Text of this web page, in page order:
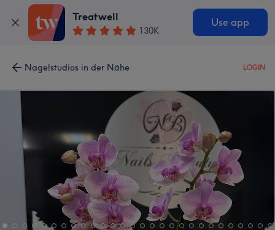
Treatwell
130K
Use app
Nagelstudios in der Nähe LOGIN